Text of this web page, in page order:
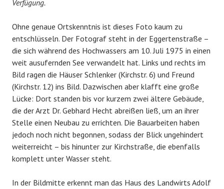
Verfügung.
Ohne genaue Ortskenntnis ist dieses Foto kaum zu
entschlüsseln. Der Fotograf steht in der Eggertenstraße –
die sich während des Hochwassers am 10. Juli 1975 in einen
weit ausufernden See verwandelt hat. Links und rechts im
Bild ragen die Häuser Schlenker (Kirchstr. 6) und Freund
(Kirchstr. 12) ins Bild. Dazwischen aber klafft eine große
Lücke: Dort standen bis vor kurzem zwei ältere Gebäude,
die der Arzt Dr. Gebhard Hecht abreißen ließ, um an ihrer
Stelle einen Neubau zu errichten. Die Bauarbeiten haben
jedoch noch nicht begonnen, sodass der Blick ungehindert
weiterreicht – bis hinunter zur Kirchstraße, die ebenfalls
komplett unter Wasser steht.
In der Bildmitte erkennt man das Haus des Landwirts Adolf